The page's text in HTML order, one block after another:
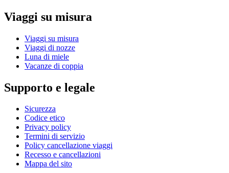
Viaggi su misura
Viaggi su misura
Viaggi di nozze
Luna di miele
Vacanze di coppia
Supporto e legale
Sicurezza
Codice etico
Privacy policy
Termini di servizio
Policy cancellazione viaggi
Recesso e cancellazioni
Mappa del sito